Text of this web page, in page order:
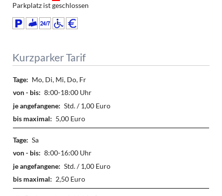
Parkplatz ist geschlossen
Kurzparker Tarif
Mo, Di, Mi, Do, Fr
8:00-18:00 Uhr
Std. / 1,00 Euro
5,00 Euro
Sa
8:00-16:00 Uhr
Std. / 1,00 Euro
2,50 Euro